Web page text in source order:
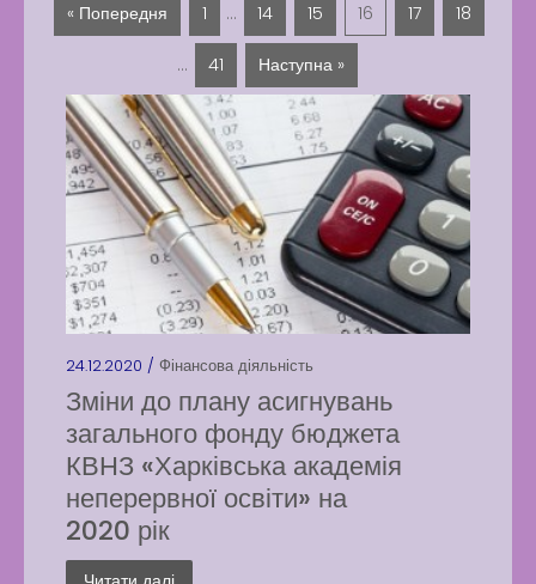
« Попередня 1 … 14 15 16 17 18
… 41 Наступна »
24.12.2020 / Фінансова діяльність
Зміни до плану асигнувань
загального фонду бюджета
КВНЗ «Харківська академія
неперервної освіти» на
2020 рік